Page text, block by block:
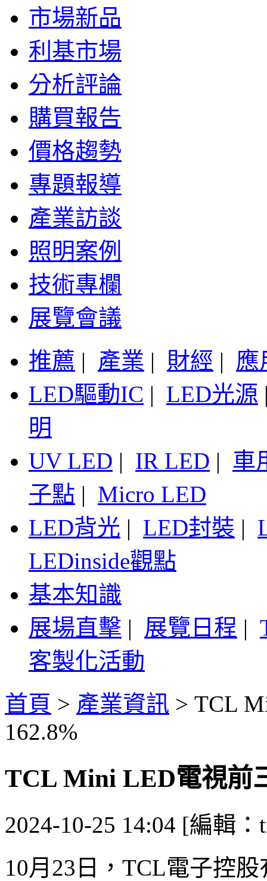
市場新品
利基市場
分析評論
購買報告
價格趨勢
專題報導
產業訪談
照明案例
技術專欄
展覽會議
推薦 | 產業 | 財經 | 應
LED驅動IC | LED光源
明
UV LED | IR LED | 車
子點 | Micro LED
LED背光 | LED封裝 |
LEDinside觀點
基本知識
展場直擊 | 展覽日程 |
客製化活動
首頁 > 產業資訊 > TCL
162.8%
TCL Mini LED電視前
2024-10-25 14:04 [編輯：
10月23日，TCL電子控